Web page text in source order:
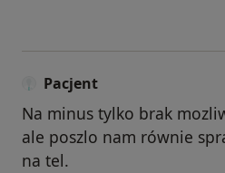
Pacjent
Na minus tylko brak
ale poszlo nam równie
na tel.